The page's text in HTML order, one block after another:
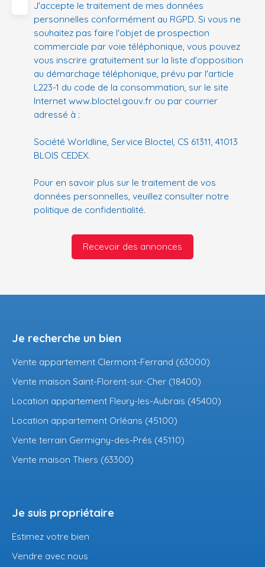
J'accepte le traitement de mes données
personnelles conformément au RGPD. Si vous ne
souhaitez pas faire l'objet de prospection
commerciale par voie téléphonique, vous pouvez
vous inscrire gratuitement sur la liste d'opposition
au démarchage téléphonique, prévu par l'article
L223-1 du code de la consommation, sur le site
Internet www.bloctel.gouv.fr ou par courrier
adressé à :
Société Worldline, Service Bloctel, CS 61311, 41013
BLOIS CEDEX.
Pour en savoir plus sur le traitement de vos
données personnelles, veuillez consulter notre
politique de confidentialité.
Recevoir des annonces
Je recherche un bien
Vente appartement Clermont-Ferrand (63000)
Vente maison Saint-Florent-sur-Cher (18400)
Location appartement Fleury-les-Aubrais (45400)
Location appartement Orléans (45100)
Vente terrain Germigny-des-Prés (45110)
Vente maison Thiers (63300)
Je suis propriétaire
Estimez votre bien
Vendre avec nous